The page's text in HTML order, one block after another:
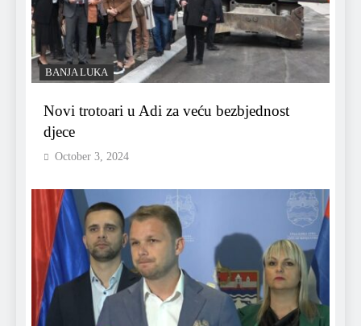
BANJA LUKA
Novi trotoari u Adi za veću bezbjednost
djece
October 3, 2024